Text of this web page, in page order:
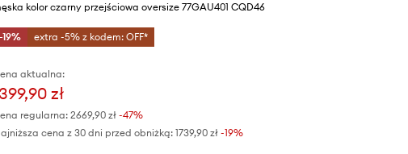
kolor czarny przejściowa oversize 77GAU401 CQD46
-19% extra -5% z kodem: OFF*
aktualna:
zł
regularna: 2669,90 zł-47%
cena z 30 dni przed obniżką: 1739,90 zł -19%